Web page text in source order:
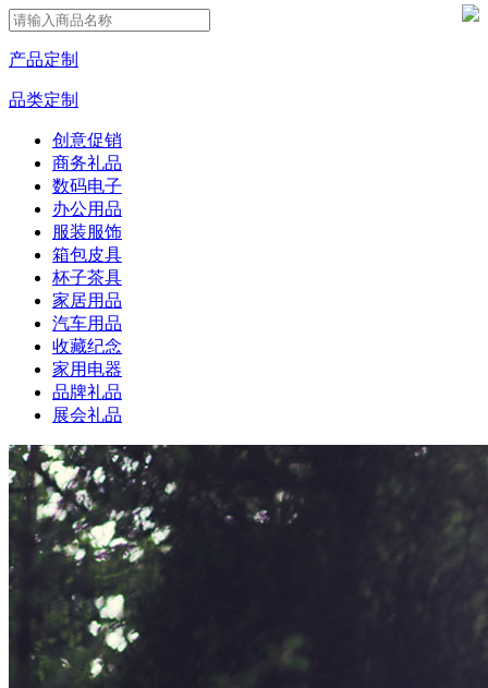
产品定制
品类定制
创意促销
商务礼品
数码电子
办公用品
服装服饰
箱包皮具
杯子茶具
家居用品
汽车用品
收藏纪念
家用电器
品牌礼品
展会礼品